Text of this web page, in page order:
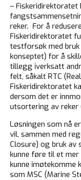
–
reker. For å
Fiskeridirektoratet
testforsøk med
konseptet) for å
tillegg iverksatt
felt, såkalt RTC
Fiskeridirektoratet
dersom det er
utsortering av reker
Løsningen som nå
vil, sammen med
Closure) og bruk av
kunne føre til et
kunne imøtekomme
som MSC (Marine